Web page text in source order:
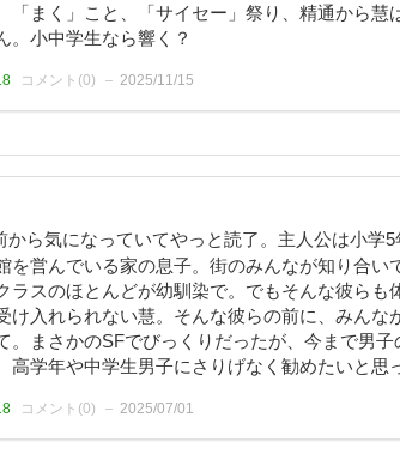
まく」こと、「サイセー」祭り、精通から慧
。小中学生なら響く？
コメント(0) 2025/11/15
から気になっていてやっと読了。主人公は小学
を営んでいる家の息子。街のみんなが知り合い
ラスのほとんどが幼馴染で。でもそんな彼らも
け入れられない慧。そんな彼らの前に、みんな
。まさかのSFでびっくりだったが、今まで男
高学年や中学生男子にさりげなく勧めたいと思
コメント(0) 2025/07/01